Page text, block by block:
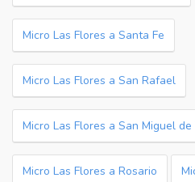
Micro Las Flores a Santa Fe
Micro Las Flores a San Rafael
Micro Las Flores a San Miguel de
Micro Las Flores a Rosario